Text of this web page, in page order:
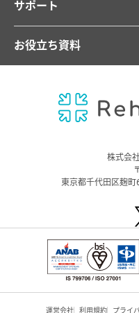
サポート
お役立ち資料
株式会
東京都千代田区麹町
運営会社 利用規約 プライ